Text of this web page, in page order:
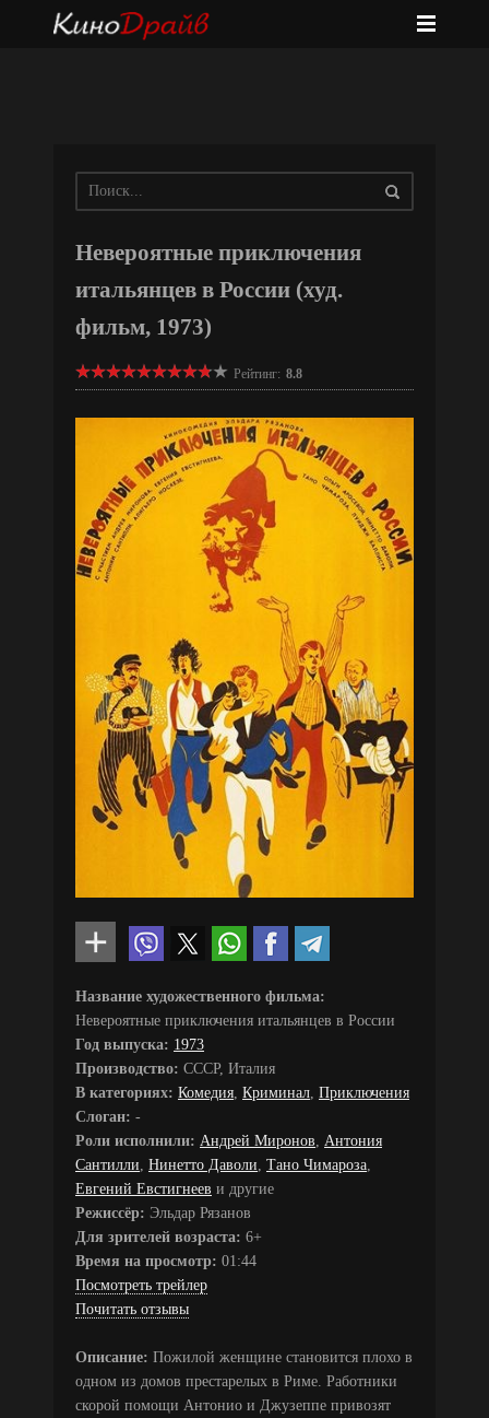
Невероятные приключения
итальянцев в России (худ.
фильм, 1973)
Рейтинг: 8.8
Название художественного фильма:
Невероятные приключения итальянцев в России
Год выпуска: 1973
Производство: СССР, Италия
В категориях: Комедия Криминал Приключения
Слоган: -
Роли исполнили: Андрей Миронов
Антония
Сантилли Нинетто Даволи Тано Чимароза
Евгений Евстигнеев и другие
Режиссёр: Эльдар Рязанов
Для зрителей возраста: 6+
Время на просмотр: 01:44
Посмотреть трейлер
Почитать отзывы
Описание: Пожилой женщине становится плохо в
одном из домов престарелых в Риме. Работники
скорой помощи Антонио и Джузеппе привозят